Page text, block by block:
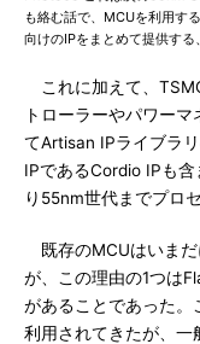
も絡む話で、MCUを利用す
向けのIPをまとめて提供する
これに加えて、
トローラーやパワー
てArtisan IPライブラ
IPであるCordio IPも
り55nm世代までプロ
既存のMCUはいまだ
が、この理由の1つは
があることであった。
利用されてきたが、一